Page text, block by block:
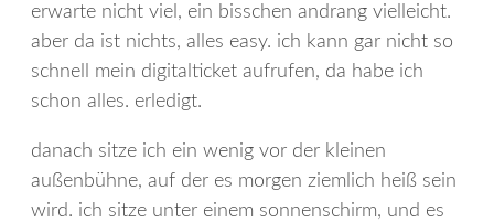
erwarte nicht viel, ein bisschen andrang vielleicht.
aber da ist nichts, alles easy. ich kann gar nicht so
schnell mein digitalticket aufrufen, da habe ich
schon alles. erledigt.
danach sitze ich ein wenig vor der kleinen
außenbühne, auf der es morgen ziemlich heiß sein
wird. ich sitze unter einem sonnenschirm, und es